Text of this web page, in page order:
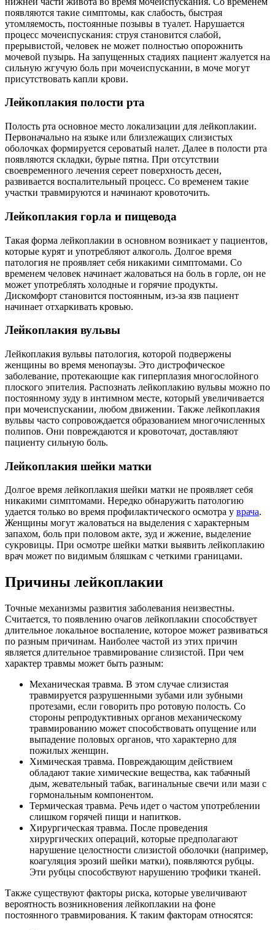
появляются такие симптомы, как слабость, быстрая
утомляемость, постоянные позывы в туалет. Нарушается
процесс мочеиспускания: струя становится слабой,
прерывистой, человек не может полностью опорожнить
мочевой пузырь. На запущенных стадиях пациент жалуется на
сильную жгучую боль при мочеиспускании, в моче могут
присутствовать капли крови.
Лейкоплакия полости рта
Полость рта основное место локализации для лейкоплакии.
Первоначально на языке или близлежащих слизистых
оболочках формируется сероватый налет. Далее в полости рта
появляются складки, бурые пятна. При отсутствии
своевременного лечения сереет поверхность десен,
развивается воспалительный процесс. Со временем такие
участки травмируются и начинают кровоточить.
Лейкоплакия горла и пищевода
Такая форма лейкоплакии в основном возникает у пациентов,
которые курят и употребляют алкоголь. Долгое время
патология не проявляет себя никакими симптомами. Со
временем человек начинает жаловаться на боль в горле, он не
может употреблять холодные и горячие продукты.
Дискомфорт становится постоянным, из-за язв пациент
начинает отхаркивать кровью.
Лейкоплакия вульвы
Лейкоплакия вульвы патология, которой подвержены
женщины во время менопаузы. Это дистрофическое
заболевание, протекающие как гиперплазия многослойного
плоского эпителия. Распознать лейкоплакию вульвы можно по
постоянному зуду в интимном месте, который увеличивается
при мочеиспускании, любом движении. Также лейкоплакия
вульвы часто сопровождается образованием многочисленных
полипов. Они повреждаются и кровоточат, доставляют
пациенту сильную боль.
Лейкоплакия шейки матки
Долгое время лейкоплакия шейки матки не проявляет себя
никакими симптомами. Нередко обнаружить патологию
удается только во время профилактического осмотра у врача.
Женщины могут жаловаться на выделения с характерным
запахом, боль при половом акте, зуд и жжение, выделение
сукровицы. При осмотре шейки матки выявить лейкоплакию
врач может по видимым бляшкам с четкими границами.
Причины лейкоплакии
Точные механизмы развития заболевания неизвестны.
Считается, то появлению очагов лейкоплакии способствует
длительное локальное воспаление, которое может развиваться
по разным причинам. Наиболее частой из этих причин
является длительное травмирование слизистой. При чем
характер травмы может быть разным:
Механическая травма. В этом случае слизистая
травмируется разрушенными зубами или зубными
протезами, если говорить про ротовую полость. Со
стороны репродуктивных органов механическому
травмированию может способствовать опущение или
выпадение половых органов, что характерно для
пожилых женщин.
Химическая травма. Повреждающим действием
обладают такие химические вещества, как табачный
дым, жевательный табак, вагинальные свечи или мази с
гормональным компонентом.
Термическая травма. Речь идет о частом употреблении
слишком горячей пищи и напитков.
Хирургическая травма. После проведения
хирургических операций, которые предполагают
нарушение целостности слизистой оболочки (например,
коагуляция эрозий шейки матки), появляются рубцы.
Эти рубцы способствуют нарушению трофики тканей.
Также существуют факторы риска, которые увеличивают
вероятность возникновения лейкоплакии на фоне
постоянного травмирования. К таким факторам относятся: